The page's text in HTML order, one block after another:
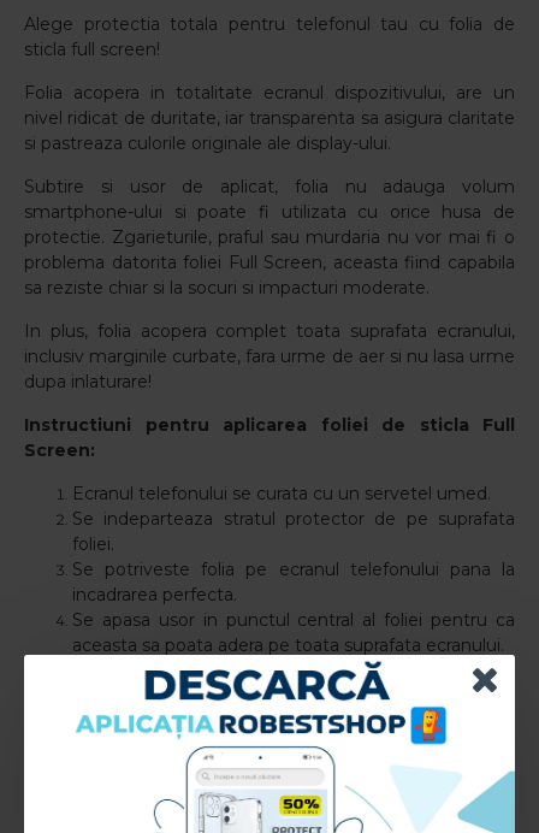
Alege protectia totala pentru telefonul tau cu folia de
sticla full screen!
Folia acopera in totalitate ecranul dispozitivului, are un
nivel ridicat de duritate, iar transparenta sa asigura claritate
si pastreaza culorile originale ale display-ului.
Subtire si usor de aplicat, folia nu adauga volum
smartphone-ului si poate fi utilizata cu orice husa de
protectie. Zgarieturile, praful sau murdaria nu vor mai fi o
problema datorita foliei Full Screen, aceasta fiind capabila
sa reziste chiar si la socuri si impacturi moderate.
In plus, folia acopera complet toata suprafata ecranului,
inclusiv marginile curbate, fara urme de aer si nu lasa urme
dupa inlaturare!
Instructiuni pentru aplicarea foliei de sticla Full
Screen:
Ecranul telefonului se curata cu un servetel umed.
Se indeparteaza stratul protector de pe suprafata
foliei.
Se potriveste folia pe ecranul telefonului pana la
incadrarea perfecta.
Se apasa usor in punctul central al foliei pentru ca
aceasta sa poata adera pe toata suprafata ecranului.
Se elimina bulele de aer, folosind o laveta uscata si
apasand usor pe toata suprafata foliei.
Caracteristici Folie sticla pentru Huawei Y5P
Compatibil cu: Huawei Y5P